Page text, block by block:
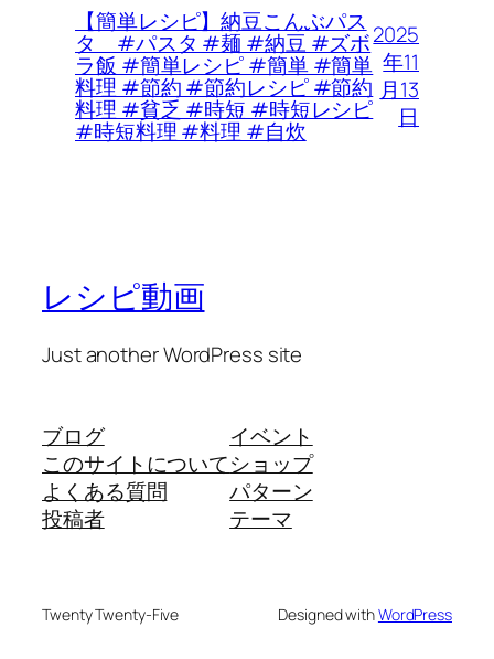
【簡単レシピ】納豆こんぶパス
タ #パスタ #麺 #納豆 #ズボ
ラ飯 #簡単レシピ #簡単 #簡単
料理 #節約 #節約レシピ #節約
料理 #貧乏 #時短 #時短レシピ
#時短料理 #料理 #自炊
2025
年11
月13
日
レシピ動画
Just another WordPress site
ブログ
このサイトについて
よくある質問
投稿者
イベント
ショップ
パターン
テーマ
Twenty Twenty-Five Designed withWordPress